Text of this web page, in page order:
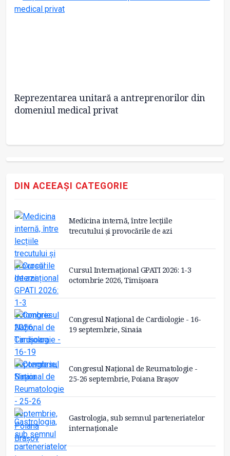
Reprezentarea unitară a antreprenorilor din
domeniul medical privat
DIN ACEEAȘI CATEGORIE
Medicina internă, între lecțiile
trecutului și provocările de azi
Cursul Internațional GPATI 2026: 1-3
octombrie 2026, Timișoara
Congresul Național de Cardiologie - 16-
19 septembrie, Sinaia
Congresul Național de Reumatologie -
25-26 septembrie, Poiana Brașov
Gastrologia, sub semnul parteneriatelor
internaționale